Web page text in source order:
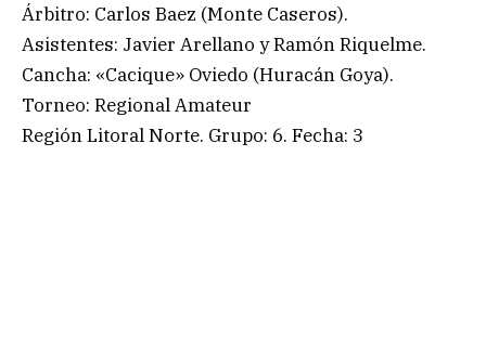
Árbitro: Carlos Baez (Monte Caseros).
Asistentes: Javier Arellano y Ramón Riquelme.
Cancha: «Cacique» Oviedo (Huracán Goya).
Torneo: Regional Amateur
Región Litoral Norte. Grupo: 6. Fecha: 3